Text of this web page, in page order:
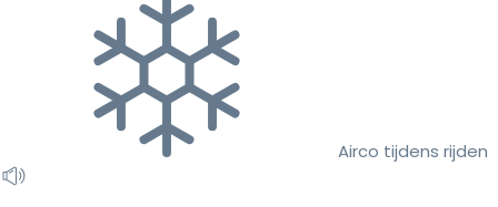
Airco tijdens rijden